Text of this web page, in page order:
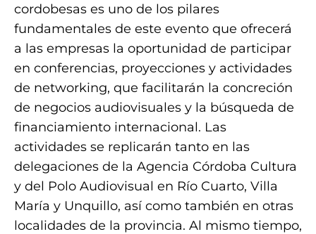
cordobesas es uno de los pilares
fundamentales de este evento que ofrecerá
a las empresas la oportunidad de participar
en conferencias, proyecciones y actividades
de networking, que facilitarán la concreción
de negocios audiovisuales y la búsqueda de
financiamiento internacional. Las
actividades se replicarán tanto en las
delegaciones de la Agencia Córdoba Cultura
y del Polo Audiovisual en Río Cuarto, Villa
María y Unquillo, así como también en otras
localidades de la provincia. Al mismo tiempo,